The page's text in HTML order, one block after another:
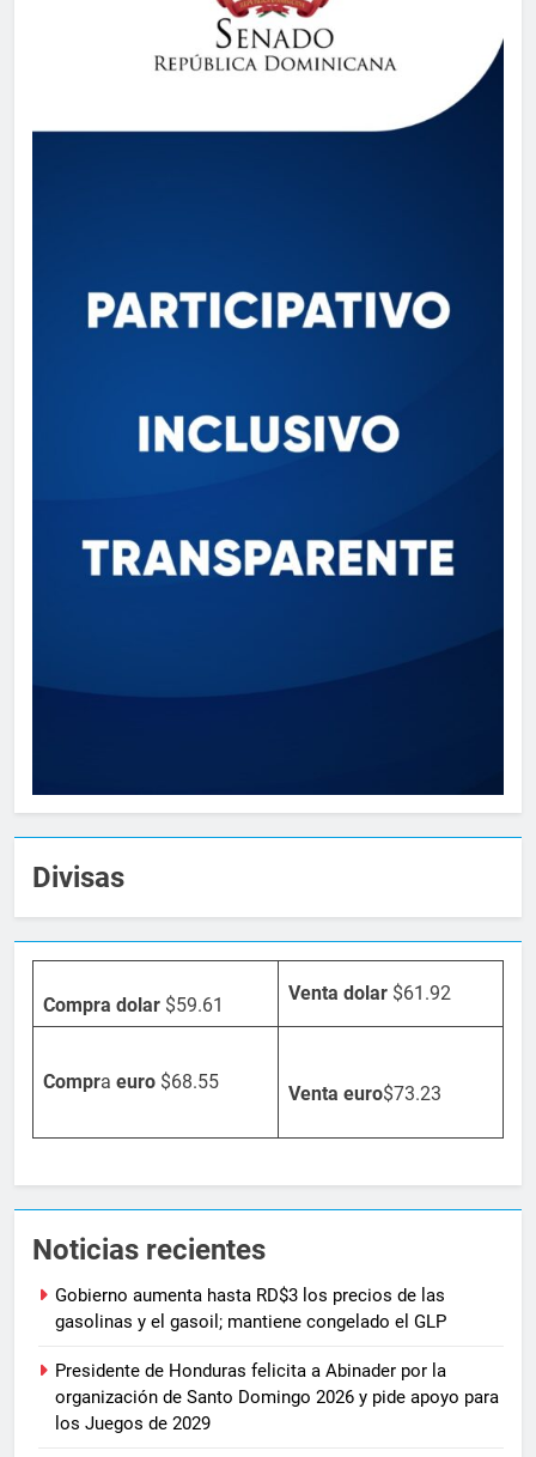
Divisas
Compra dolar $59.61
Venta dolar $61.92
Compra euro $68.55
Venta euro$73.23
Noticias recientes
Gobierno aumenta hasta RD$3 los precios de las
gasolinas y el gasoil; mantiene congelado el GLP
Presidente de Honduras felicita a Abinader por la
organización de Santo Domingo 2026 y pide apoyo para
los Juegos de 2029